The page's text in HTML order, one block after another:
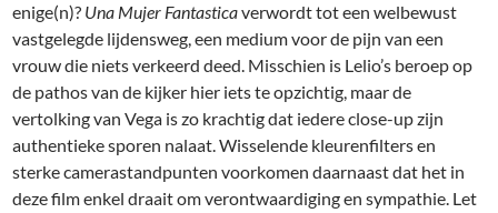
enige(n)? Una Mujer Fantasticaverwordt tot een welbewust
vastgelegde lijdensweg, een medium voor de pijn van een
vrouw die niets verkeerd deed. Misschien is Lelio’s beroep op
de pathos van de kijker hier iets te opzichtig, maar de
vertolking van Vega is zo krachtig dat iedere close-up zijn
authentieke sporen nalaat. Wisselende kleurenfilters en
sterke camerastandpunten voorkomen daarnaast dat het in
deze film enkel draait om verontwaardiging en sympathie. Let